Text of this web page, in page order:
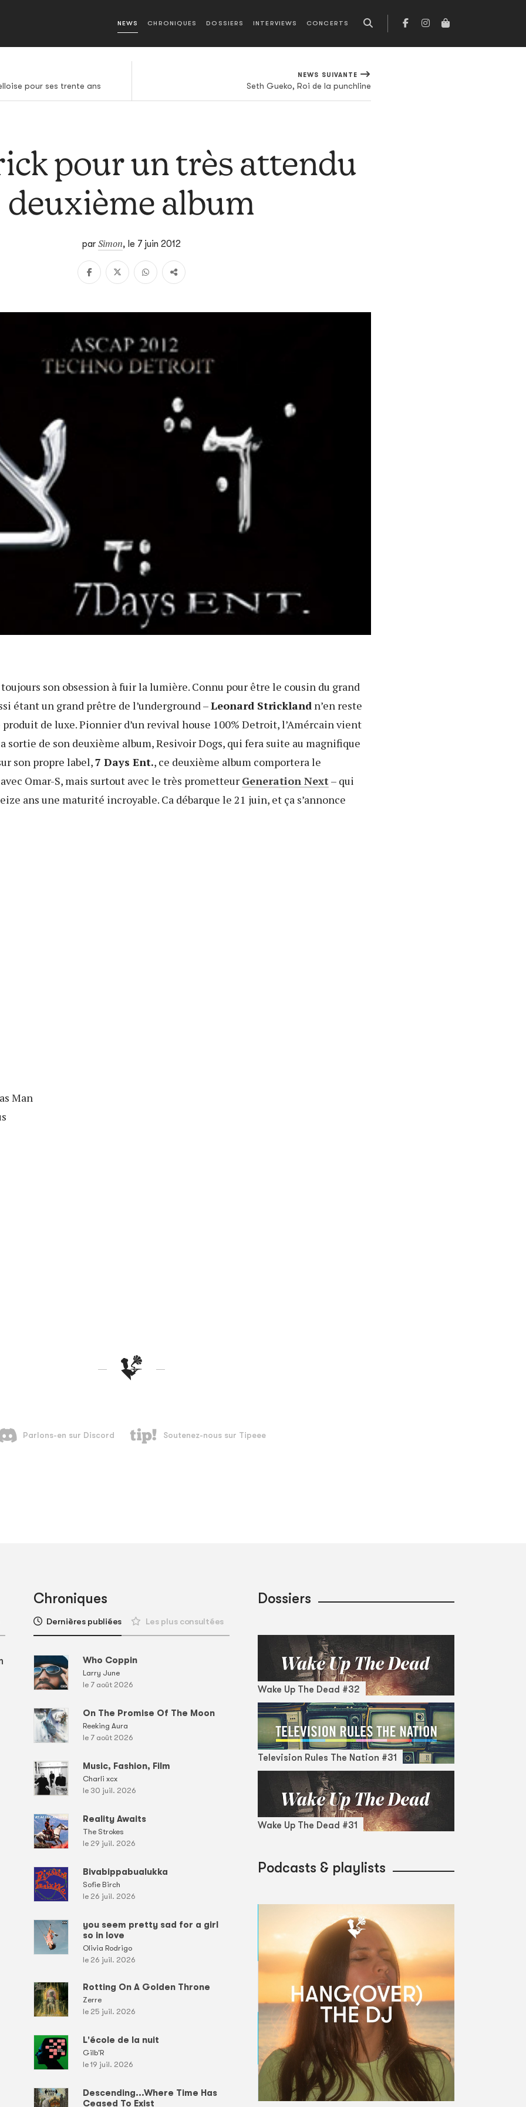
NEWS CHRONIQUES DOSSIERS INTERVIEWS CONCERTS
pour ses trente ans
NEWS SUIVANTE
Seth Gueko, Roi de la punchline
pour un très attendu
deuxième album
par Simon, le 7 juin 2012
son obsession à fuir la lumière. Connu pour être le cousin du grand
étant un grand prêtre de l’underground –Leonard Strickland n’en reste
de luxe. Pionnier d’un revival house 100% Detroit, l’Amércain vient
sortie de son deuxième album, Resivoir Dogs, qui fera suite au magnifique
son propre label,7 Days Ent., ce deuxième album comportera le
Omar-S, mais surtout avec le très prometteur Generation Next– qui
ans une maturité incroyable. Ca débarque le 21 juin, et ça s’annonce
Man
Chroniques
Dernières publiées Les plus consultées
Who Coppin
Larry June
le 7 août 2026
On The Promise Of The Moon
Reeking Aura
le 7 août 2026
Music, Fashion, Film
Charli xcx
le 30 juil. 2026
Reality Awaits
The Strokes
le 29 juil. 2026
Bivabippabualukka
Sofie Birch
le 26 juil. 2026
you seem pretty sad for a girl
so in love
Olivia Rodrigo
le 26 juil. 2026
Rotting On A Golden Throne
Zerre
le 25 juil. 2026
L'école de la nuit
Gilb'R
le 19 juil. 2026
Descending...Where Time Has
Ceased To Exist
Dossiers
Wake Up The Dead #32
Television Rules The Nation #31
Wake Up The Dead #31
Podcasts & playlists